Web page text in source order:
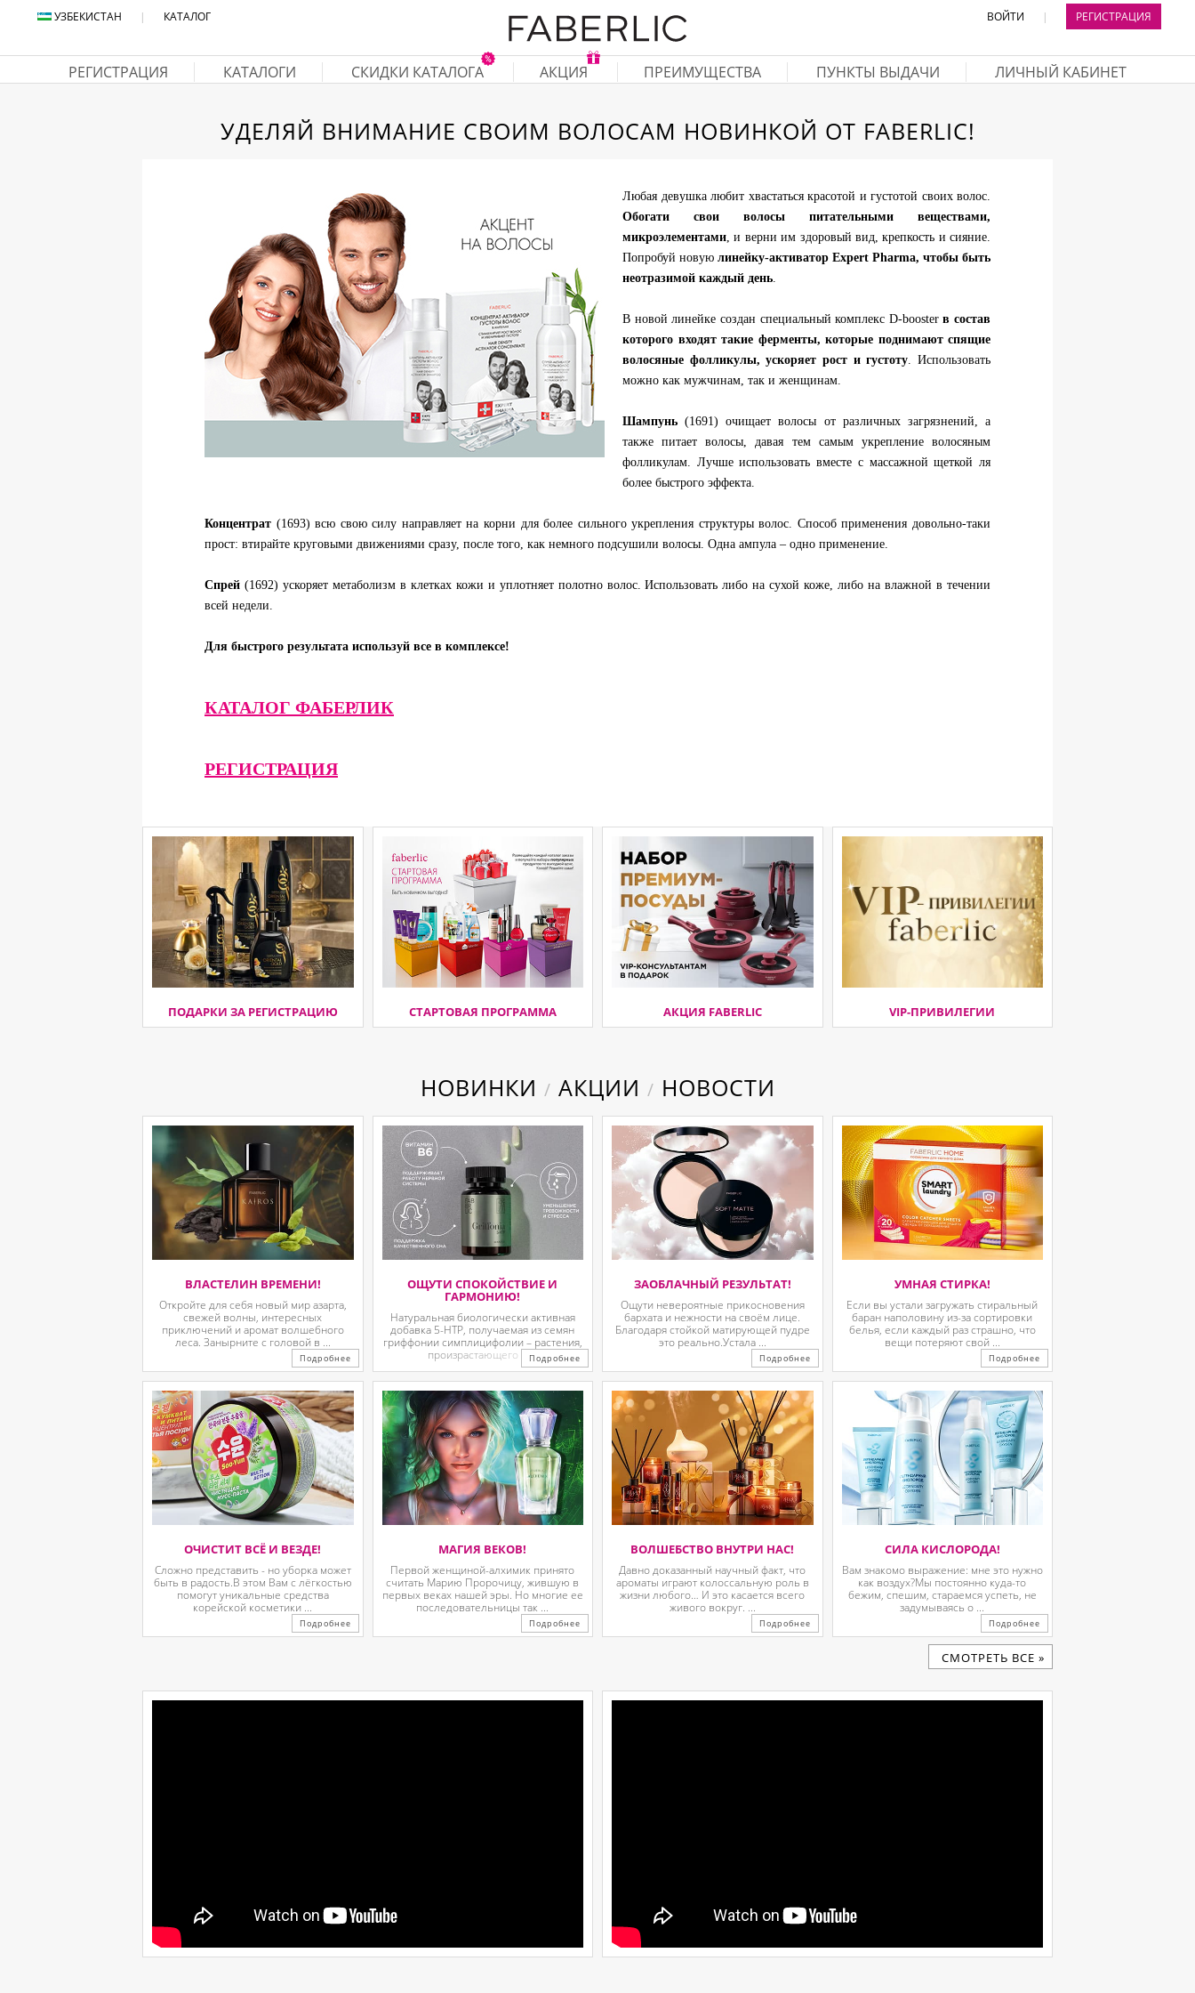
УЗБЕКИСТАН | КАТАЛОГ ВОЙТИ | РЕГИСТРАЦИЯ
РЕГИСТРАЦИЯ КАТАЛОГИ СКИДКИ КАТАЛОГА АКЦИЯ ПРЕИМУЩЕСТВА ПУНКТЫ ВЫДАЧИ ЛИЧНЫЙ КАБИНЕТ
УДЕЛЯЙ ВНИМАНИЕ СВОИМ ВОЛОСАМ НОВИНКОЙ ОТ FABERLIC!
Любая девушка любит хвастаться красотой и густотой своих волос.
Обогати свои волосы питательными веществами,
микроэлементами, и верни им здоровый вид, крепкость и сияние.
Попробуй новую линейку-активатор Expert Pharma, чтобы быть
неотразимой каждый день.
В новой линейке создан специальный комплекс D-boosterв состав
которого входят такие ферменты, которые поднимают спящие
волосяные фолликулы, ускоряет рост и густоту. Использовать
можно как мужчинам, так и женщинам.
Шампунь (1691) очищает волосы от различных загрязнений, а
также питает волосы, давая тем самым укрепление волосяным
фолликулам. Лучше использовать вместе с массажной щеткой ля
более быстрого эффекта.
Концентрат (1693) всю свою силу направляет на корни для более сильного укрепления структуры волос. Способ применения довольно-таки
прост: втирайте круговыми движениями сразу, после того, как немного подсушили волосы. Одна ампула – одно применение.
Спрей (1692) ускоряет метаболизм в клетках кожи и уплотняет полотно волос. Использовать либо на сухой коже, либо на влажной в течении
всей недели.
Для быстрого результата используй все в комплексе!
КАТАЛОГ ФАБЕРЛИК
РЕГИСТРАЦИЯ
ПОДАРКИ ЗА РЕГИСТРАЦИЮ СТАРТОВАЯ ПРОГРАММА АКЦИЯ FABERLIC VIP-ПРИВИЛЕГИИ
НОВИНКИ / АКЦИИ / НОВОСТИ
ВЛАСТЕЛИН ВРЕМЕНИ!
Откройте для себя новый мир азарта,
свежей волны, интересных
приключений и аромат волшебного
леса. Занырните с головой в ...
Подробнее
ОЩУТИ СПОКОЙСТВИЕ И
ГАРМОНИЮ!
Натуральная биологически активная
добавка 5-HTP, получаемая из семян
гриффонии симплицифолии – растения,
произрастающего в ...Подробнее
ЗАОБЛАЧНЫЙ РЕЗУЛЬТАТ!
Ощути невероятные прикосновения
бархата и нежности на своём лице.
Благодаря стойкой матирующей пудре
это реально.Устала ...
Подробнее
УМНАЯ СТИРКА!
Если вы устали загружать стиральный
баран наполовину из-за сортировки
белья, если каждый раз страшно, что
вещи потеряют свой ...
Подробнее
ОЧИСТИТ ВСЁ И ВЕЗДЕ!
Сложно представить - но уборка может
быть в радость.В этом Вам с лёгкостью
помогут уникальные средства
корейской косметики ...
Подробнее
МАГИЯ ВЕКОВ!
Первой женщиной-алхимик принято
считать Марию Пророчицу, жившую в
первых веках нашей эры. Но многие ее
последовательницы так ...
Подробнее
ВОЛШЕБСТВО ВНУТРИ НАС!
Давно доказанный научный факт, что
ароматы играют колоссальную роль в
жизни любого… И это касается всего
живого вокруг. ...
Подробнее
СИЛА КИСЛОРОДА!
Вам знакомо выражение: мне это нужно
как воздух?Мы постоянно куда-то
бежим, спешим, стараемся успеть, не
задумываясь о ...
Подробнее
CМОТРЕТЬ ВСЕ »